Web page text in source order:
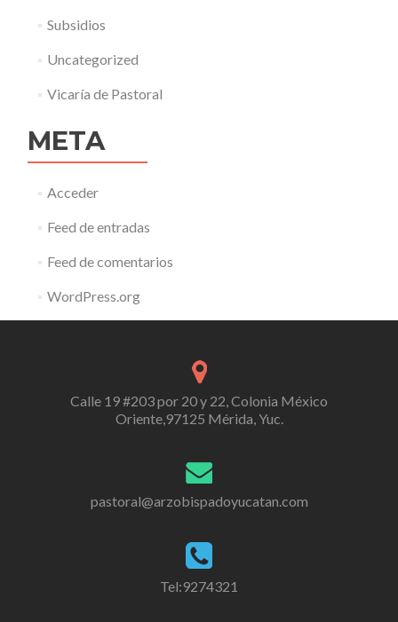
Subsidios
Uncategorized
Vicaría de Pastoral
META
Acceder
Feed de entradas
Feed de comentarios
WordPress.org
Calle 19 #203 por 20 y 22, Colonia México
Oriente,97125 Mérida, Yuc.
pastoral@arzobispadoyucatan.com
Tel:9274321